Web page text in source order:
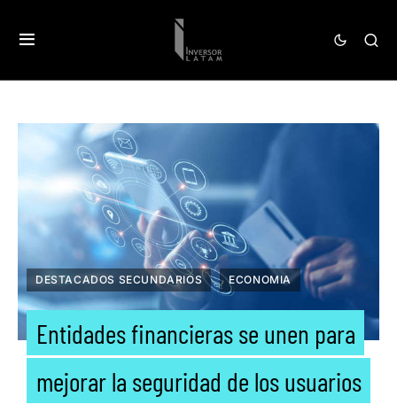
DESTACADOS SECUNDARIOS ECONOMIA
Entidades financieras se unen para
mejorar la seguridad de los usuarios